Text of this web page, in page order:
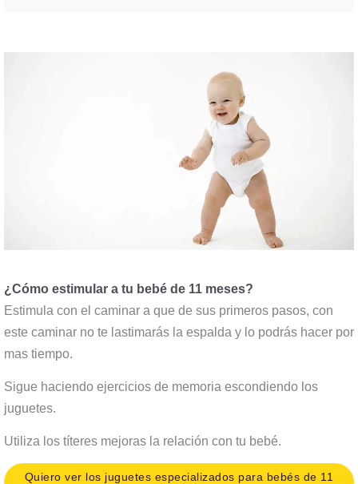
¿Cómo estimular a tu bebé de 11 meses?
Estimula con el caminar a que de sus primeros pasos, con
este caminar no te lastimarás la espalda y lo podrás hacer por
mas tiempo.
Sigue haciendo ejercicios de memoria escondiendo los
juguetes.
Utiliza los títeres mejoras la relación con tu bebé.
Quiero ver los juguetes especializados para bebés de 11